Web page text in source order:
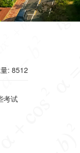
: 8512
考试